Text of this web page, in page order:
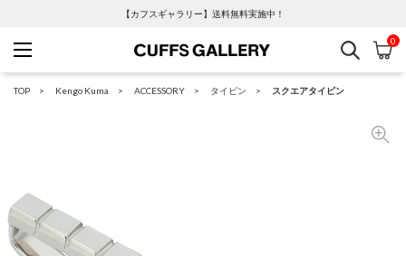
【カフスギャラリー】送料無料実施中！
Cuffs Gallery
検索 カ
0
TOP Kengo Kuma ACCESSORY タイピン スクエアタイピン